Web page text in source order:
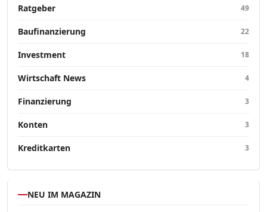
Ratgeber 49
Baufinanzierung 22
Investment 18
Wirtschaft News 4
Finanzierung 3
Konten 3
Kreditkarten 3
NEU IM MAGAZIN